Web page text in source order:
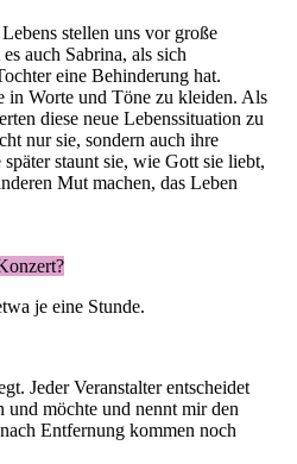
stellen uns vor große
auch Sabrina, als sich
eine Behinderung hat.
in Worte und Töne zu kleiden. Als
diese neue Lebenssituation zu
nur sie, sondern auch ihre
staunt sie, wie Gott sie liebt,
Mut machen, das Leben
je eine Stunde.
Jeder Veranstalter entscheidet
und möchte und nennt mir den
Entfernung kommen noch